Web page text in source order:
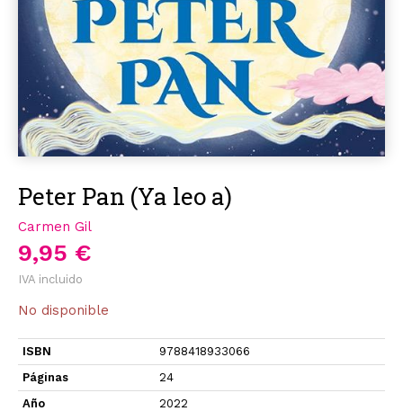
Peter Pan (Ya leo a)
Carmen Gil
9,95 €
IVA incluido
No disponible
ISBN
9788418933066
Páginas
24
Año
2022